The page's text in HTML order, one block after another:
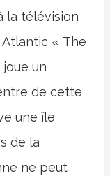
la télévision
« The
un
de cette
une île
de la
ne peut